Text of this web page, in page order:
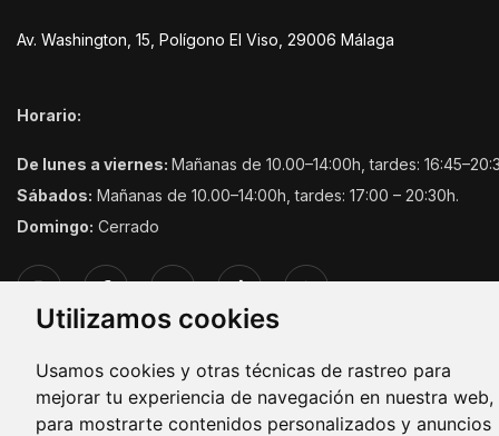
Utilizamos cookies
Usamos cookies y otras técnicas de rastreo para
mejorar tu experiencia de navegación en nuestra web,
para mostrarte contenidos personalizados y anuncios
Av. Washington, 15, Polígono El Viso, 29006 Málaga
Horario:
De lunes a viernes: Mañanas de 10.00–14:00h, tardes:
Sábados: Mañanas de 10.00–14:00h, tardes: 17:00 – 20:30h.
Domingo: Cerrado
Copyright © 2026. Todos los derechos reservados.